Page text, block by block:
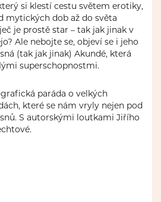
si klestí cestu světem erotiky,
mytických dob až do světa
je prostě star – tak jak jinak v
Ale nebojte se, objeví se i jeho
(tak jak jinak) Akundé, která
superschopnostmi.
paráda o velkých
které se nám vryly nejen pod
S autorskými loutkami Jiřího